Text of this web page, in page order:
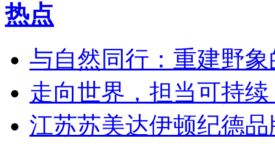
热点
与自然同行：重建野象
走向世界，担当可持
江苏苏美达伊顿纪德